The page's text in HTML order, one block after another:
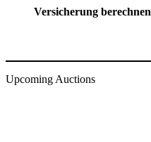
Versicherung berechnen
Upcoming Auctions